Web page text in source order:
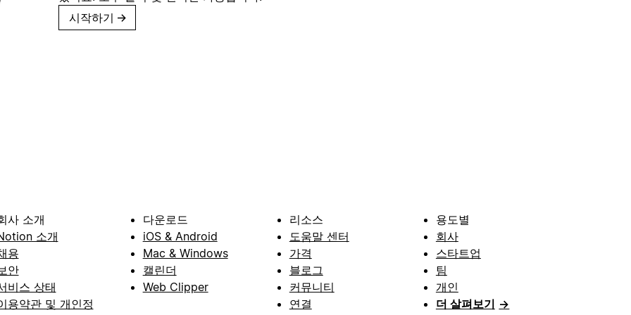
시작하기 →
사 소개
소개
용
안
비스 상태
용약관 및 개인정
다운로드
iOS & Android
Mac & Windows
캘린더
Web Clipper
리소스
도움말 센터
가격
블로그
커뮤니티
연결
용도별
회사
스타트업
팀
개인
더 살펴보기 →